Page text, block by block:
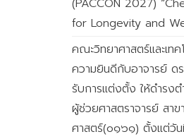
(PACCON 2027)
for Longevity and
คณะวิทยาศาสตร์และเท
ความยินดีกับอาจารย์ ด
รับการแต่งตั้ง ให้ดำรง
ผู้ช่วยศาสตราจารย์ สาข
ศาสตร์(๐๑๖๑) ตั้งแต่วั